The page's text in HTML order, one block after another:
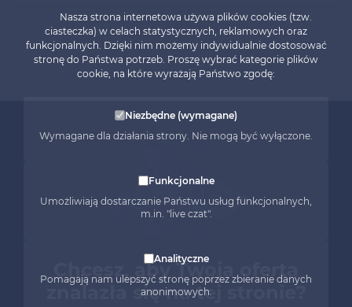
Chcesz, aby Twoja oferta
znalazła się na tej stronie?
Nasza strona internetowa używa plików cookies (tzw.
ciasteczka) w celach statystycznych, reklamowych oraz
funkcjonalnych. Dzięki nim możemy indywidualnie dostosować
stronę do Państwa potrzeb. Proszę wybrać kategorie plików
cookie, na które wyrażają Państwo zgodę:
Niezbędne (wymagane)
Wymagane dla działania strony. Nie mogą być wyłączone.
Funkcjonalne
Umożliwiają dostarczanie Państwu usług funkcjonalnych,
m.in. "live czat".
Analityczne
Pomagają nam ulepszyć stronę poprzez zbieranie danych
anonimowych.